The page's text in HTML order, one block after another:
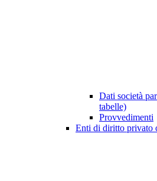
Dati società
tabelle)
Provvedimenti
Enti di diritto privato